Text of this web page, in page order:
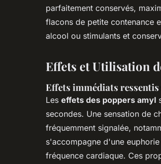
parfaitement conservés,
flacons de petite contenance
alcool ou stimulants et
Effets et Utilisation
Effets immédiats
Les effets des poppers amyl
secondes. Une sensation de
fréquemment signalée,
s'accompagne d'une
fréquence cardiaque. Ces